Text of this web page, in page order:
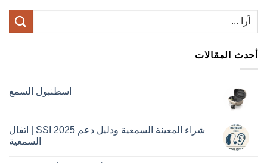
أحدث المقالات
اسطنبول السمع
شراء المعينة السمعية ودليل دعم SSI 2025 | اتفال
السمعية